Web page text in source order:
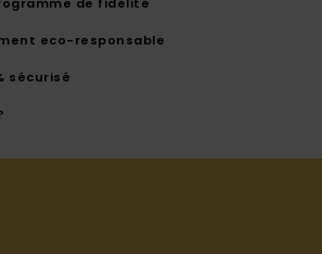
eco-responsable
sécurisé